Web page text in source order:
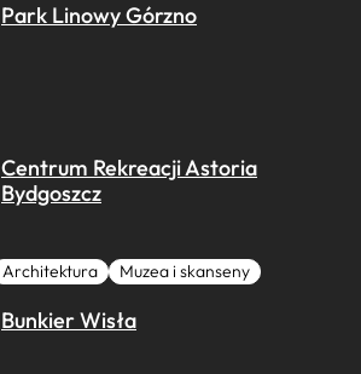
Park Linowy Górzno
Centrum Rekreacji Astoria
Bydgoszcz
Architektura Muzea i skanseny
Bunkier Wisła